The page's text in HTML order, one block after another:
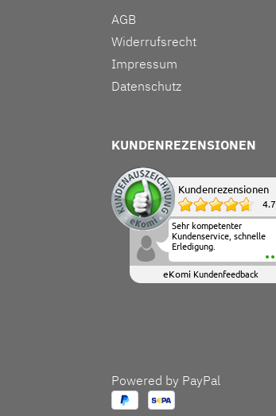
AGB
Widerrufsrecht
Impressum
Datenschutz
KUNDENREZENSIONEN
Kundenrezensionen
4.7
Sehr kompetenter
Kundenservice, schnelle
Erledigung.
eKomi Kundenfeedback
Powered by PayPal